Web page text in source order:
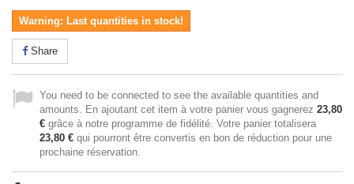
Warning: Last quantities in stock!
Share
You need to be connected to see the available quantities and
amounts. En ajoutant cet item à votre panier vous gagnerez 23,80
€ grâce à notre programme de fidélité. Votre panier totalisera
23,80 € qui pourront être convertis en bon de réduction pour une
prochaine réservation.